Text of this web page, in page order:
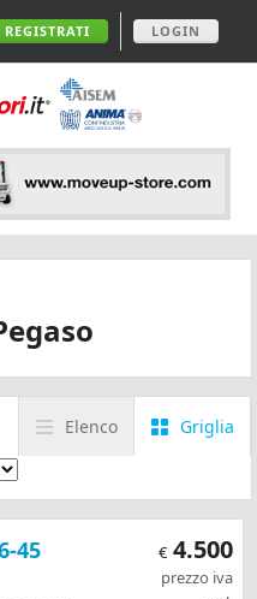
REGISTRATI LOGIN
Elenco Griglia
45 € 4.500
prezzo iva